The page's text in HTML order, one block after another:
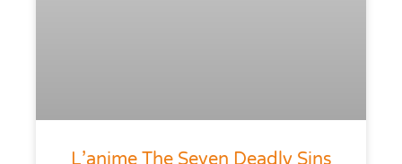
L’anime The Seven Deadly Sins